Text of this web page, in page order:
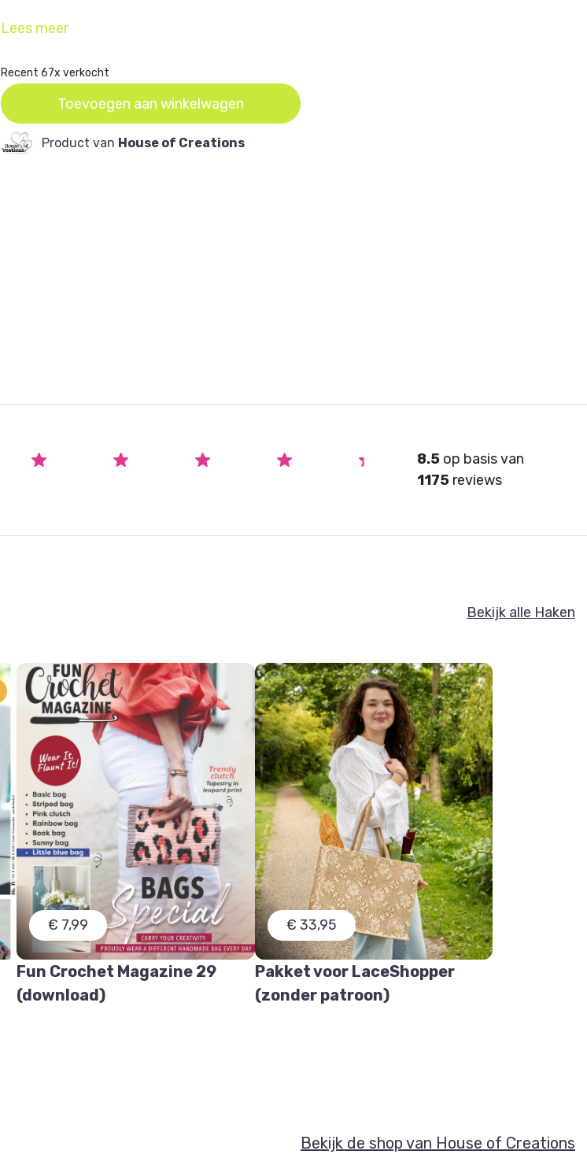
heeft om deze lamp te kunnen maken.
bijgeleverd zijn haaknaalden, naalden, lijmen e.d. Patroon wordt digitaal aan u
verzonden.
Dit pakket is zonder de lampenpendel.
Lees meer
Recent 67x verkocht
Toevoegen aan winkelwagen
Product van House of Creations
8.5op basis van
1175reviews
Bekijk alle Haken
€ 7,99
Fun Crochet Magazine 29
(download)
€ 33,95
Pakket voor LaceShopper
(zonder patroon)
Bekijk de shop van House of Creations